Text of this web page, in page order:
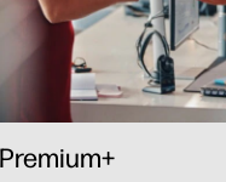
Premium+